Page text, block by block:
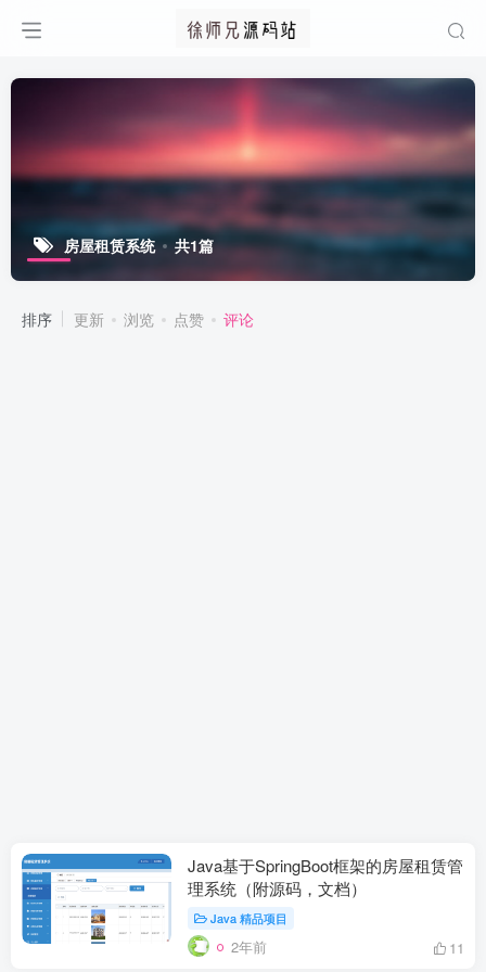
房屋租赁系统 共1篇
排序 更新 浏览 点赞 评论
Java基于SpringBoot框架的房屋租赁管
理系统（附源码，文档）
Java 精品项目
2年前 11